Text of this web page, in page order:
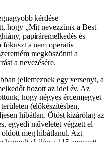
kérdése
hogy „Mit nevezzünk a Best
papíráremelkedés és
fókuszt a nem operatív
megköszönni a
a nevezésére.
jellemeznek egy versenyt, a
hozott az idei év. Az
hogy négyes érdemjegyet
(előkészítésben,
hibátlan. Ötöst kizárólag az
egyedi műveletet végzett el
meg hibátlanul. Azt